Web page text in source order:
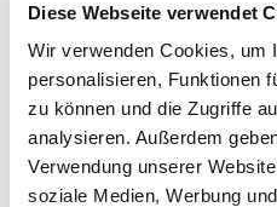
Diese Webseite verwendet
Wir verwenden Cookies, um
personalisieren, Funktionen
zu können und die Zugriffe
analysieren. Außerdem
Verwendung unserer
soziale Medien, Werbung
Kontakt :Clemens Mai,
Proben: dienstags,
Grünen Saal, Kita